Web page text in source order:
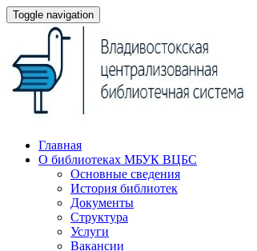
Toggle navigation
Главная
О библиотеках МБУК ВЦБС
Основные сведения
История библиотек
Документы
Структура
Услуги
Вакансии